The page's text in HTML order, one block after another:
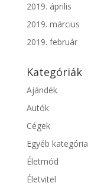
2019. április
2019. március
2019. február
Kategóriák
Ajándék
Autók
Cégek
Egyéb kategória
Életmód
Életvitel